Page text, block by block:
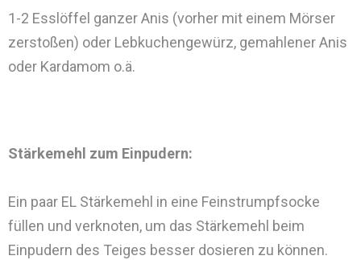
1-2 Esslöffel ganzer Anis (vorher mit einem Mörser
zerstoßen) oder Lebkuchengewürz, gemahlener Anis
oder Kardamom o.ä.
Stärkemehl zum Einpudern:
Ein paar EL Stärkemehl in eine Feinstrumpfsocke
füllen und verknoten, um das Stärkemehl beim
Einpudern des Teiges besser dosieren zu können.